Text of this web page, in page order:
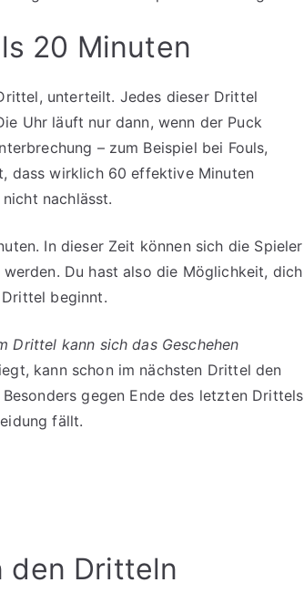
20 Minuten
unterteilt. Jedes dieser Drittel
Uhr läuft nur dann, wenn der Puck
– zum Beispiel bei Fouls,
dass wirklich 60 effektive Minuten
nachlässt.
In dieser Zeit können sich die Spieler
Du hast also die Möglichkeit, dich
beginnt.
Drittel kann sich das Geschehen
kann schon im nächsten Drittel den
gegen Ende des letzten Drittels
fällt.
den Dritteln